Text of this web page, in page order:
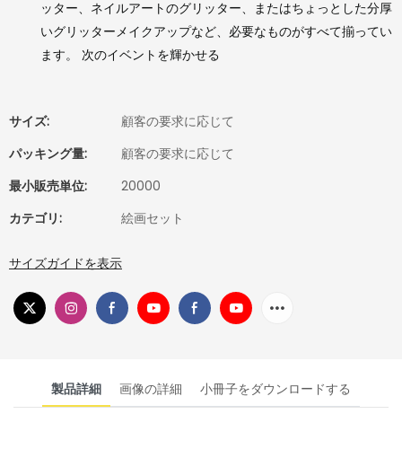
ッター、ネイルアートのグリッター、またはちょっとした分厚
いグリッターメイクアップなど、必要なものがすべて揃ってい
ます。 次のイベントを輝かせる
サイズ:
顧客の要求に応じて
パッキング量:
顧客の要求に応じて
最小販売単位:
20000
カテゴリ:
絵画セット
サイズガイドを表示
製品詳細 画像の詳細 小冊子をダウンロードする